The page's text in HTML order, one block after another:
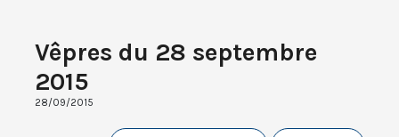
Vêpres du 28 septembre
2015
28/09/2015